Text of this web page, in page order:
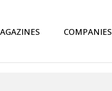
COMPANIES